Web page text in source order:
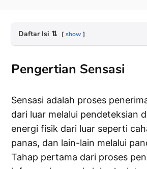
Daftar Isi ⇅ show
Pengertian Sensasi
Sensasi adalah proses
dari luar melalui pendeteksian
energi fisik dari luar seperti
panas, dan lain-lain melalui
Tahap pertama dari proses